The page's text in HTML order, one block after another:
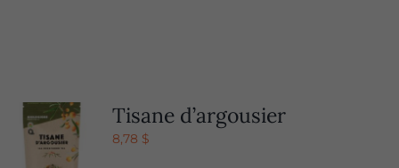
Tisane d’argousier
8,78 $